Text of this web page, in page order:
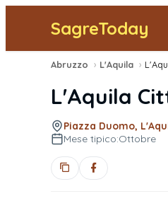
SagreToday
Abruzzo › L'Aquila ›
L'Aquila
Piazza Duomo,
Mese tipico:Ottobre